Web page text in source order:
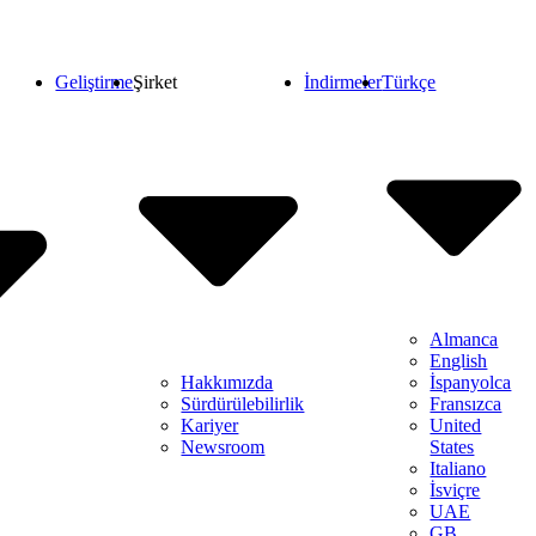
GeliştirmeŞirket
Hakkımızda
Sürdürülebilirlik
Kariyer
Newsroom
İndirmelerTürkçe
Almanca
English
İspanyolca
Fransızca
United
States
Italiano
İsviçre
UAE